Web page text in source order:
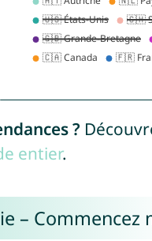
?
entier.
– Commencez